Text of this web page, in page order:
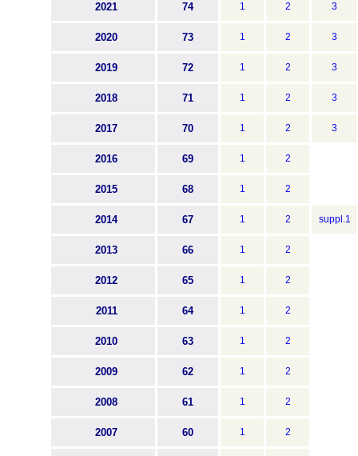
2021 74 1 2 3
2020 73 1 2 3
2019 72 1 2 3
2018 71 1 2 3
2017 70 1 2 3
2016 69 1 2
2015 68 1 2
2014 67 1 2 suppl.1
2013 66 1 2
2012 65 1 2
2011 64 1 2
2010 63 1 2
2009 62 1 2
2008 61 1 2
2007 60 1 2